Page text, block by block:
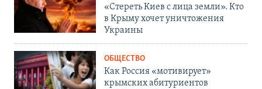
«Стереть Киев с лица земли». Кто
в Крыму хочет уничтожения
Украины
ОБЩЕСТВО
Как Россия «мотивирует»
крымских абитуриентов